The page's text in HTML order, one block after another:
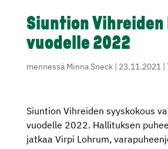
Siuntion
vuodelle 2022
mennessä Minna Sneck| 23.11.2021|
Siuntion Vihreiden syyskokous
vuodelle 2022. Hallituksen
jatkaa Virpi Lohrum,